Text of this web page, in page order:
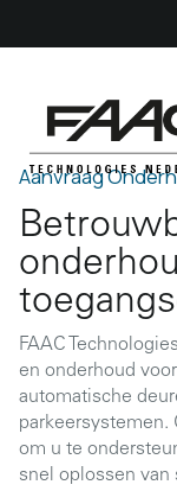
Aanvraag
FAAC
en onderhoud
automatische
parkeersystemen.
om u te
snel oplossen van